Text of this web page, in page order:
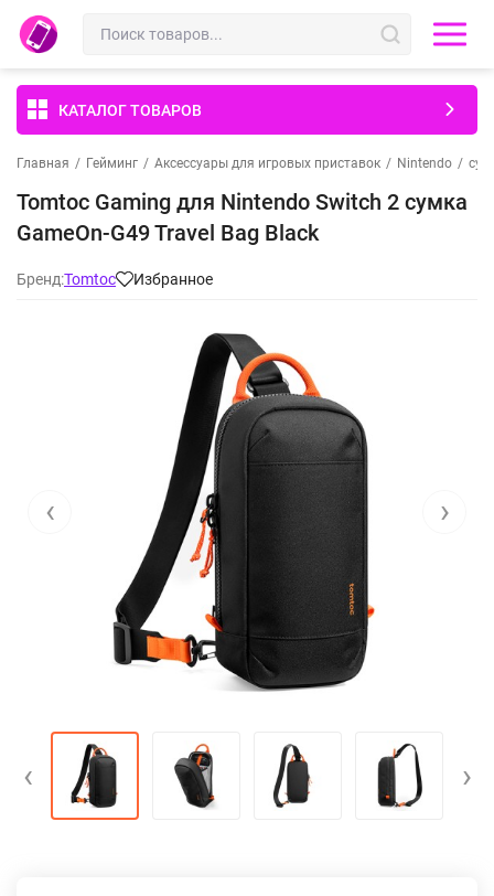
КАТАЛОГ ТОВАРОВ
Главная / Гейминг / Аксессуары для игровых приставок / Nintendo /
Tomtoc Gaming для Nintendo Switch 2 сумка
GameOn-G49 Travel Bag Black
Бренд:Tomtoc Избранное
‹ ›
‹ ›